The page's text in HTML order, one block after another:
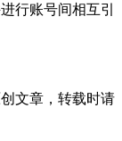
行账号间相互引
文章，转载时请